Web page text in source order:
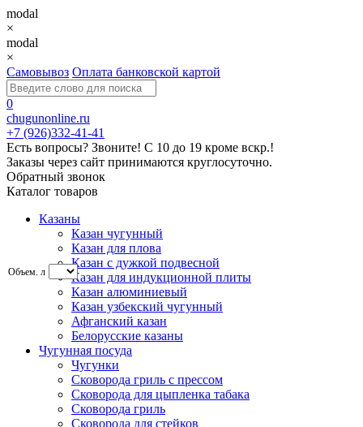
modal
×
modal
×
Самовывоз Оплата банковской картой
0
chugunonline.ru
+7 (926)332-41-41
Есть вопросы? Звоните! С 10 до 19 кроме вскр.!
Заказы через сайт принимаются круглосуточно.
Обратный звонок
Каталог товаров
Казаны
Казан чугунный
Казан для плова
Казан с дужкой подвесной
Казан для индукционной плиты
Казан алюминиевый
Казан узбекский чугунный
Афганский казан
Белорусские казаны
Чугунная посуда
Чугунки
Сковорода гриль с прессом
Сковорода для цыпленка табака
Сковорода гриль
Сковорода для стейков
Объем. л